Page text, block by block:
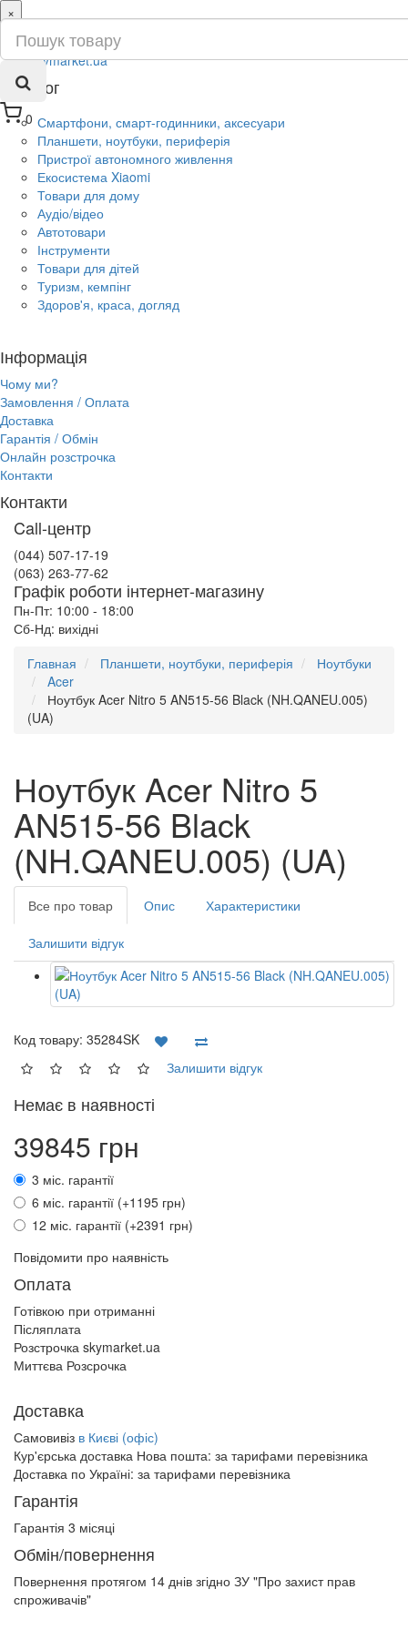
0
×
ru
ua
Каталог
Смартфони, смарт-годинники, аксесуари
Планшети, ноутбуки, периферія
Пристрої автономного живлення
Екосистема Xiaomi
Товари для дому
Аудіо/відео
Автотовари
Інструменти
Товари для дітей
Туризм, кемпінг
Здоров'я, краса, догляд
Інформація
Чому ми?
Замовлення / Оплата
Доставка
Гарантія / Обмін
Онлайн розстрочка
Контакти
Контакти
Call-центр
(044) 507-17-19
(063) 263-77-62
Графік роботи інтернет-магазину
Пн-Пт: 10:00 - 18:00
Сб-Нд: вихідні
Главная
Планшети, ноутбуки, периферія
Ноутбуки
Acer
Ноутбук Acer Nitro 5 AN515-56 Black (NH.QANEU.005)
(UA)
Ноутбук Acer Nitro 5
AN515-56 Black
(NH.QANEU.005) (UA)
Все про товар Опис Характеристики
Залишити відгук
Код товару: 35284SK
Залишити відгук
Немає в наявності
39845 грн
3 міс. гарантії
6 міс. гарантії (+1195 грн)
12 міс. гарантії (+2391 грн)
Повідомити про наявність
Оплата
Готівкою при отриманні
Післяплата
Розстрочка skymarket.ua
Миттєва Розсрочка
Доставка
Самовивіз в Києві (офіс)
Кур'єрська доставка Нова пошта: за тарифами перевізника
Доставка по Україні: за тарифами перевізника
Гарантія
Гарантія 3 місяці
Обмін/повернення
Повернення протягом 14 днів згідно ЗУ "Про захист прав
спроживачів"